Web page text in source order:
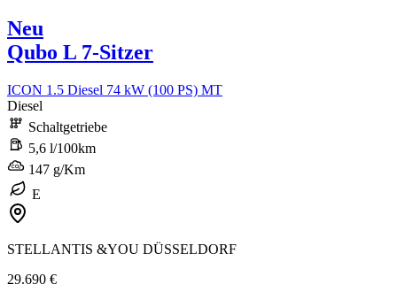
Neu
Qubo L 7-Sitzer
ICON 1.5 Diesel 74 kW (100 PS) MT
Diesel
Schaltgetriebe
5,6 l/100km
147 g/Km
E
STELLANTIS &YOU DÜSSELDORF
29.690 €